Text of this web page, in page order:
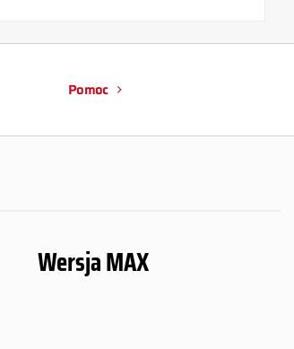
Pomoc
Wersja MAX